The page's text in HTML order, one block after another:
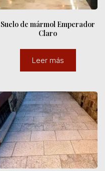
Suelo de mármol Emperador
Claro
Leer más